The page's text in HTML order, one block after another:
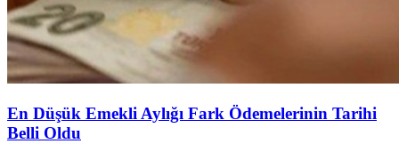
En Düşük Emekli Aylığı Fark Ödemelerinin Tarihi
Belli Oldu